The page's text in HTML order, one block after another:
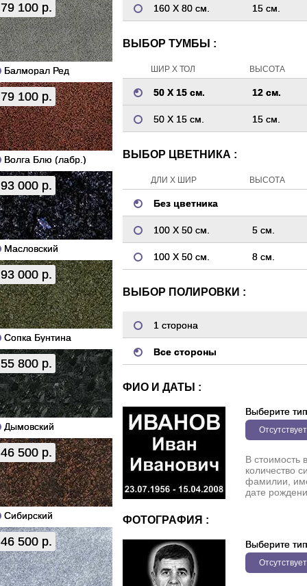
79 100 р.
Балморал Ред
79 100 р.
Волга Блю (лабр.)
93 000 р.
Масловский
93 000 р.
Сопка Бунтина
55 800 р.
Дымовский
46 500 р.
Сибирский
46 500 р.
160 Х 80 см. 15 см.
ВЫБОР ТУМБЫ :
ШИР Х ТОЛ ВЫСОТА
50 Х 15 см. 12 см.
50 Х 15 см. 15 см.
ВЫБОР ЦВЕТНИКА :
ДЛИ Х ШИР ВЫСОТА
Без цветника
100 Х 50 см. 5 см.
100 Х 50 см. 8 см.
ВЫБОР ПОЛИРОВКИ :
1 сторона
Все стороны
ФИО И ДАТЫ :
Выберите тип
Отсутствует
В стоимость
количество
фамилии,
дате
ФОТОГРАФИЯ :
Выберите тип
Отсутствует